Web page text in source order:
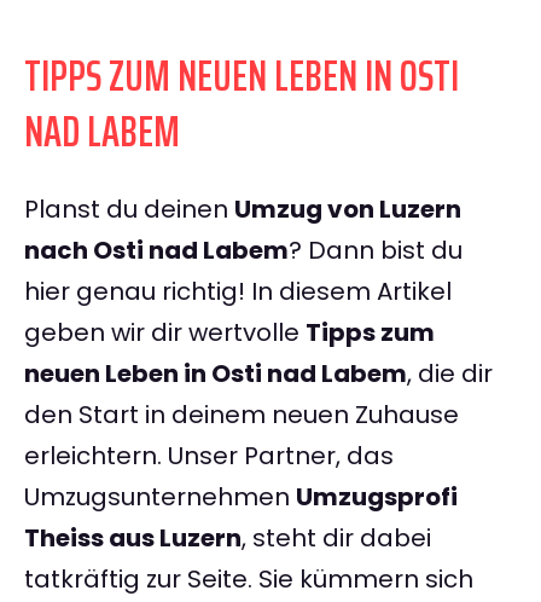
TIPPS ZUM NEUEN LEBEN IN OSTI
NAD LABEM
Planst du deinen Umzug von Luzern
nach Osti nad Labem? Dann bist du
hier genau richtig! In diesem Artikel
geben wir dir wertvolle Tipps zum
neuen Leben in Osti nad Labem, die dir
den Start in deinem neuen Zuhause
erleichtern. Unser Partner, das
Umzugsunternehmen Umzugsprofi
Theiss aus Luzern, steht dir dabei
tatkräftig zur Seite. Sie kümmern sich